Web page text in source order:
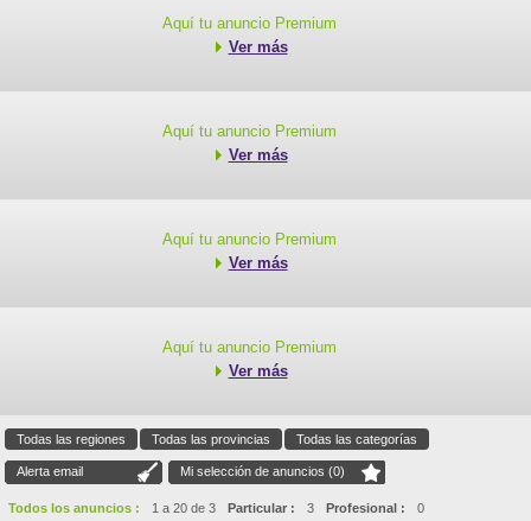
Aquí tu anuncio Premium
Ver más
Aquí tu anuncio Premium
Ver más
Aquí tu anuncio Premium
Ver más
Aquí tu anuncio Premium
Ver más
Todas las regiones Todas las provincias Todas las categorías
Alerta email Mi selección de anuncios (0)
Todos los anuncios : 1 a 20 de 3 Particular : 3 Profesional : 0